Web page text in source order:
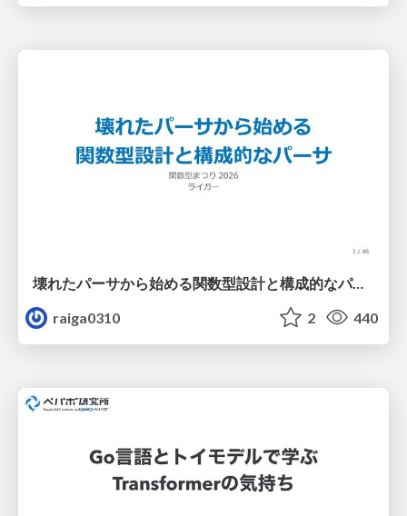
壊れたパーサから始める関数型設計と構成的なパーサ #fp_matsuri
raiga0310
2 440